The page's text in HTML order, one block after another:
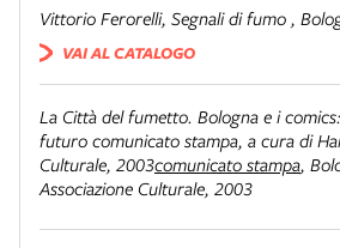
Vittorio Ferorelli, Segnali di fumo ,
VAI AL CATALOGO
La Città del fumetto. Bologna e i
futuro comunicato stampa, a cura di
Culturale, 2003comunicato stampa,
Associazione Culturale, 2003